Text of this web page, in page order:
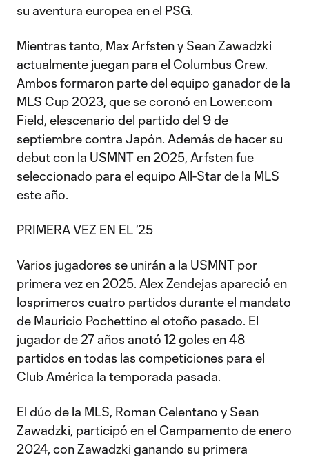
su aventura europea en el PSG.
Mientras tanto, Max Arfsten y Sean Zawadzki
actualmente juegan para el Columbus Crew.
Ambos formaron parte del equipo ganador de la
MLS Cup 2023, que se coronó en Lower.com
Field, elescenario del partido del 9 de
septiembre contra Japón. Además de hacer su
debut con la USMNT en 2025, Arfsten fue
seleccionado para el equipo All-Star de la MLS
este año.
PRIMERA VEZ EN EL ‘25
Varios jugadores se unirán a la USMNT por
primera vez en 2025. Alex Zendejas apareció en
losprimeros cuatro partidos durante el mandato
de Mauricio Pochettino el otoño pasado. El
jugador de 27 años anotó 12 goles en 48
partidos en todas las competiciones para el
Club América la temporada pasada.
El dúo de la MLS, Roman Celentano y Sean
Zawadzki, participó en el Campamento de enero
2024, con Zawadzki ganando su primera